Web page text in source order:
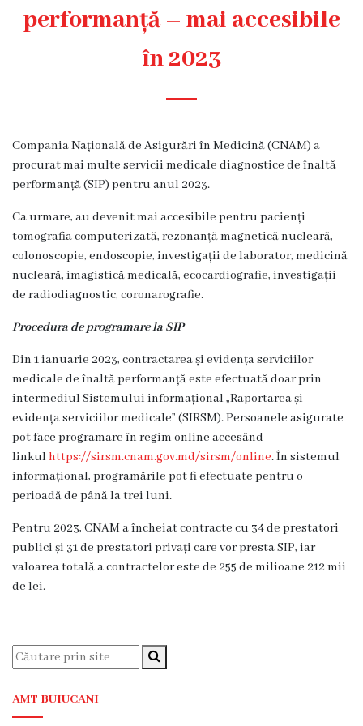
Secția
Medicină
de
Familie
2
Centrul
Sănătății
Femeii
AMT
Servicii
Consultative
Specializate
de
Ambulator
Staționar
zi
Centrul
Medicilor
nr.4
Medicină
performanță – mai accesibile
în 2023
Compania Națională de Asigurări în Medicină (CNAM) a
procurat mai multe servicii medicale diagnostice de înaltă
performanță (SIP) pentru anul 2023.
Ca urmare, au devenit mai accesibile pentru pacienți
tomografia computerizată, rezonanță magnetică nucleară,
colonoscopie, endoscopie, investigații de laborator, medicină
nucleară, imagistică medicală, ecocardiografie, investigații
de radiodiagnostic, coronarografie.
Procedura de programare la SIP
Din 1 ianuarie 2023, contractarea și evidența serviciilor
medicale de înaltă performanță este efectuată doar prin
intermediul Sistemului informațional „Raportarea și
evidența serviciilor medicale” (SIRSM). Persoanele asigurate
pot face programare în regim online accesând
linkul https://sirsm.cnam.gov.md/sirsm/online. În sistemul
informațional, programările pot fi efectuate pentru o
perioadă de până la trei luni.
Pentru 2023, CNAM a încheiat contracte cu 34 de prestatori
publici și 31 de prestatori privați care vor presta SIP, iar
valoarea totală a contractelor este de 255 de milioane 212 mii
de lei.
AMT BUIUCANI